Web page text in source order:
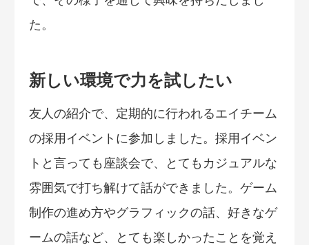
た。
新しい環境で力を試したい
友人の紹介で、定期的に行われるエイチーム
の採用イベントに参加しました。採用イベン
トと言っても座談会で、とてもカジュアルな
雰囲気で打ち解けて話ができました。ゲーム
制作の進め方やグラフィックの話、好きなゲ
ームの話など、とても楽しかったことを覚え